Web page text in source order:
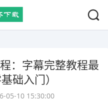
：字幕完整教程最
础入门）
05-10 15:30:00